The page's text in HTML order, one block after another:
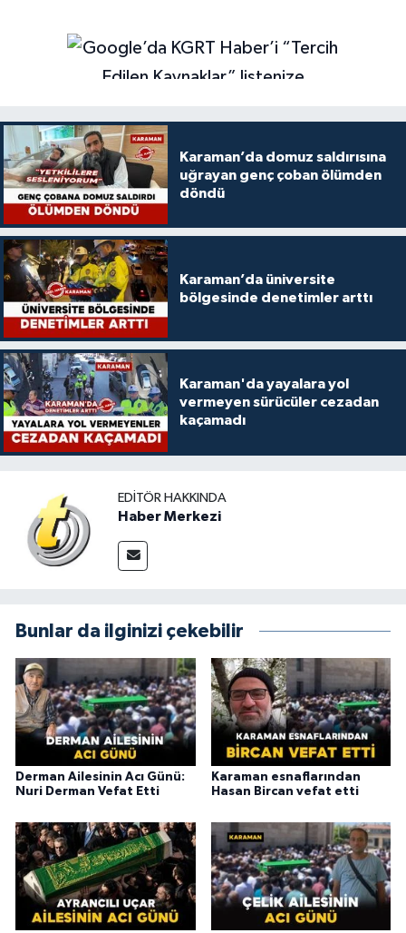
Karaman’da domuz saldırısına
uğrayan genç çoban ölümden
döndü
Karaman’da üniversite
bölgesinde denetimler arttı
Karaman'da yayalara yol
vermeyen sürücüler cezadan
kaçamadı
EDITÖR HAKKINDA
Haber Merkezi
Bunlar da ilginizi çekebilir
Derman Ailesinin Acı Günü:
Nuri Derman Vefat Etti
Karaman esnaflarından
Hasan Bircan vefat etti